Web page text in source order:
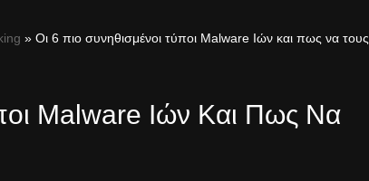
» Οι 6 πιο συνηθισμένοι τύποι Malware Ιών και πως να τους
Malware Ιών Και Πως Να